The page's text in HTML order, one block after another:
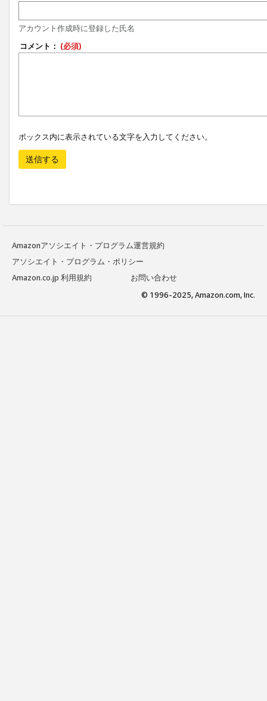
アカウント作成時に登録した氏名
コメント： (必須)
ボックス内に表示されている文字を入力してください。
送信する
Amazonアソシエイト・プログラム運営規約
アソシエイト・プログラム・ポリシー
Amazon.co.jp 利用規約
お問い合わせ
© 1996-2025, Amazon.com, Inc.